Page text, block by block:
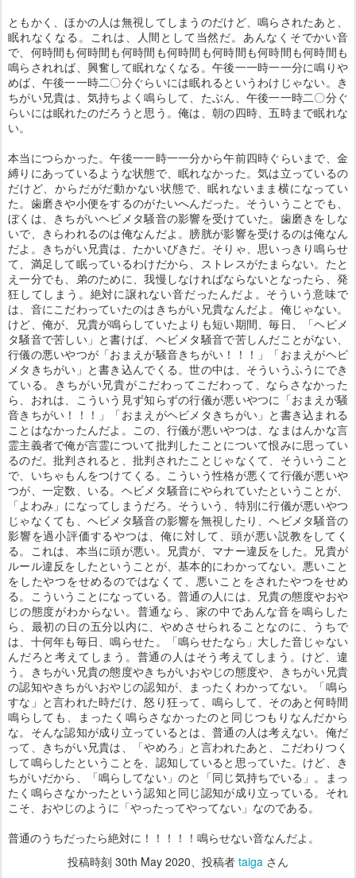
ともかく、ほかの人は無視してしまうのだけど、鳴らされたあと、
眠れなくなる。これは、人間として当然だ。あんなくそでかい音
で、何時間も何時間も何時間も何時間も何時間も何時間も何時間も
鳴らされれば、興奮して眠れなくなる。午後一一時一一分に鳴りや
めば、午後一一時二〇分ぐらいには眠れるというわけじゃない。き
ちがい兄貴は、気持ちよく鳴らして、たぶん、午後一一時二〇分ぐ
らいには眠れたのだろうと思う。俺は、朝の四時、五時まで眠れな
い。
本当につらかった。午後一一時一一分から午前四時ぐらいまで、金
縛りにあっているような状態で、眠れなかった。気は立っているの
だけど、からだがだ動かない状態で、眠れないまま横になってい
た。歯磨きや小便をするのがたいへんだった。そういうことでも、
ぼくは、きちがいヘビメタ騒音の影響を受けていた。歯磨きをしな
いで、きらわれるのは俺なんだよ。膀胱が影響を受けるのは俺なん
だよ。きちがい兄貴は、たかいびきだ。そりゃ、思いっきり鳴らせ
て、満足して眠っているわけだから、ストレスがたまらない。たと
え一分でも、弟のために、我慢しなければならないとなったら、発
狂してしまう。絶対に譲れない音だったんだよ。そういう意味で
は、音にこだわっていたのはきちがい兄貴なんだよ。俺じゃない。
けど、俺が、兄貴が鳴らしていたよりも短い期間、毎日、「ヘビメ
タ騒音で苦しい」と書けば、ヘビメタ騒音で苦しんだことがない、
行儀の悪いやつが「おまえが騒音きちがい！！！」「おまえがヘビ
メタきちがい」と書き込んでくる。世の中は、そういうふうにでき
ている。きちがい兄貴がこだわってこだわって、ならさなかった
ら、おれは、こういう見ず知らずの行儀が悪いやつに「おまえが騒
音きちがい！！！」「おまえがヘビメタきちがい」と書き込まれる
ことはなかったんだよ。この、行儀が悪いやつは、なまはんかな言
霊主義者で俺が言霊について批判したことについて恨みに思ってい
るのだ。批判されると、批判されたことじゃなくて、そういうこと
で、いちゃもんをつけてくる。こういう性格が悪くて行儀が悪いや
つが、一定数、いる。ヘビメタ騒音にやられていたということが、
「よわみ」になってしまうだろ。そういう、特別に行儀が悪いやつ
じゃなくても、ヘビメタ騒音の影響を無視したり、ヘビメタ騒音の
影響を過小評価するやつは、俺に対して、頭が悪い説教をしてく
る。これは、本当に頭が悪い。兄貴が、マナー違反をした。兄貴が
ルール違反をしたということが、基本的にわかってない。悪いこと
をしたやつをせめるのではなくて、悪いことをされたやつをせめ
る。こういうことになっている。普通の人には、兄貴の態度やおや
じの態度がわからない。普通なら、家の中であんな音を鳴らした
ら、最初の日の五分以内に、やめさせられることなのに、うちで
は、十何年も毎日、鳴らせた。「鳴らせたなら」大した音じゃない
んだろと考えてしまう。普通の人はそう考えてしまう。けど、違
う。きちがい兄貴の態度やきちがいおやじの態度や、きちがい兄貴
の認知やきちがいおやじの認知が、まったくわかってない。「鳴ら
すな」と言われた時だけ、怒り狂って、鳴らして、そのあと何時間
鳴らしても、まったく鳴らさなかったのと同じつもりなんだから
な。そんな認知が成り立っているとは、普通の人は考えない。俺だ
って、きちがい兄貴は、「やめろ」と言われたあと、こだわりつく
して鳴らしたということを、認知していると思っていた。けど、き
ちがいだから、「鳴らしてない」のと「同じ気持ちでいる」。まっ
たく鳴らさなかったという認知と同じ認知が成り立っている。それ
こそ、おやじのように「やったってやってない」なのである。
普通のうちだったら絶対に！！！！！鳴らせない音なんだよ。
投稿時刻 30th May 2020、投稿者 taiga さん